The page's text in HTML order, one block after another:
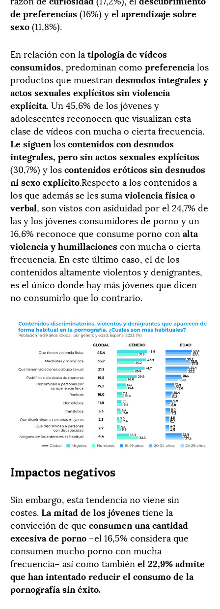
de preferencias(16%) y el aprendizaje sobre
sexo(11,8%).
En relación con la tipología de vídeos
consumidos, predominan como preferencia los
productos que muestran desnudos integrales y
actos sexuales explícitos sin violencia
explícita. Un 45,6% de los jóvenes y
adolescentes reconocen que visualizan esta
clase de vídeos con mucha o cierta frecuencia.
Le siguen loscontenidos con desnudos
integrales, pero sin actos sexuales explícitos
(30,7%) y loscontenidos eróticos sin desnudos
ni sexo explícito.Respecto a los contenidos a
los que además se les suma violencia física o
verbal, son vistos con asiduidad por el 24,7% de
las y los jóvenes consumidores de porno y un
16,6% reconoce que consume porno con alta
violencia y humillacionescon mucha o cierta
frecuencia. En este último caso, el de los
contenidos altamente violentos y denigrantes,
es el único donde hay más jóvenes que dicen
no consumirlo que lo contrario.
Impactos negativos
Sin embargo, esta tendencia no viene sin
costes.La mitad de los jóvenestiene la
convicción de que consumen una cantidad
excesiva de porno –el 16,5% considera que
consumen mucho porno con mucha
frecuencia– así como también el 22,9% admite
que han intentado reducir el consumo de la
pornografía sin éxito.